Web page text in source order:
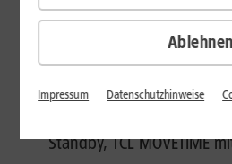
GPS-Ortungsfunktion mit
Per Kurzwahlfunktion
und Textnachrichten
Standby, TCL MOVETIME
Ablehnen
Impressum Datenschutzhinweise